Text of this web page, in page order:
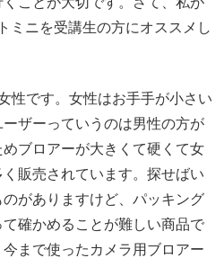
ミニを受講生の方にオススメし
性です。女性はお手手が小さい
ザーっていうのは男性の方が
ブロアーが大きくて硬くて女
販売されています。探せばい
がありますけど、パッキング
確かめることが難しい商品で
まで使ったカメラ用ブロアー